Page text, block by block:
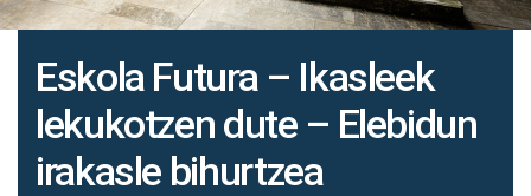
Eskola Futura – Ikasleek
lekukotzen dute – Elebidun
irakasle bihurtzea